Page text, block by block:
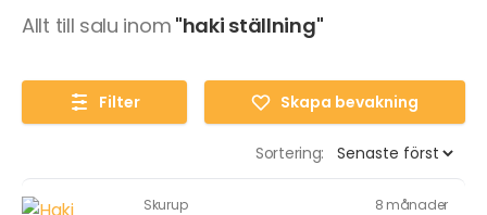
Allt till salu inom "haki ställning"
Filter Skapa bevakning
Sortering:
Skurup 8 månader